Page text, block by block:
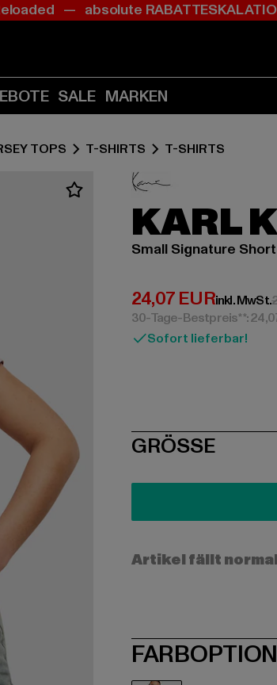
Zum
(Enter
drücken)
Zum
(Enter
drücken)
— absolute
SALE MARKEN
TOPS T-SHIRTS T-SHIRTS
KARL
Small Signature Short
24,07 EUR
Derzeitiger Preis:
inkl. MwSt.
30-Tage-Bestpreis**:
Sofort lieferbar!
SIZE
GRÖSSE
Artikel fällt